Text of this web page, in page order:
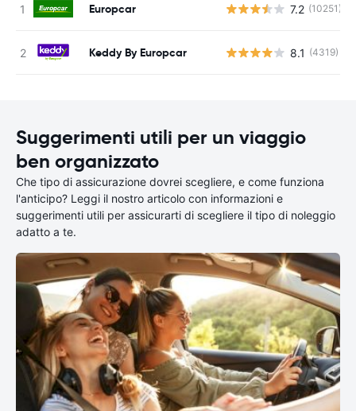
Europcar 7.2 (10251)
Keddy By Europcar 8.1 (4319)
Suggerimenti utili per un viaggio
ben organizzato
Che tipo di assicurazione dovrei scegliere, e come funziona
l'anticipo? Leggi il nostro articolo con informazioni e
suggerimenti utili per assicurarti di scegliere il tipo di noleggio
adatto a te.